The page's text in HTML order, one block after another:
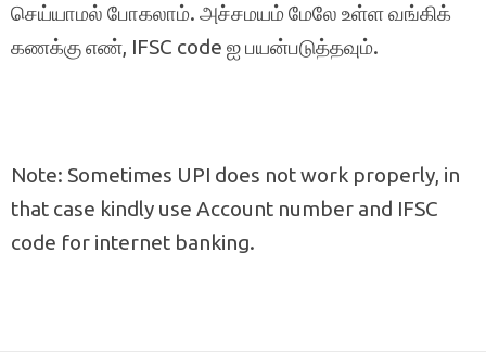
செய்யாமல் போகலாம். அச்சமயம் மேலே உள்ள வங்கிக்
கணக்கு எண், IFSC code ஐ பயன்படுத்தவும்.
Note: Sometimes UPI does not work properly, in
that case kindly use Account number and IFSC
code for internet banking.